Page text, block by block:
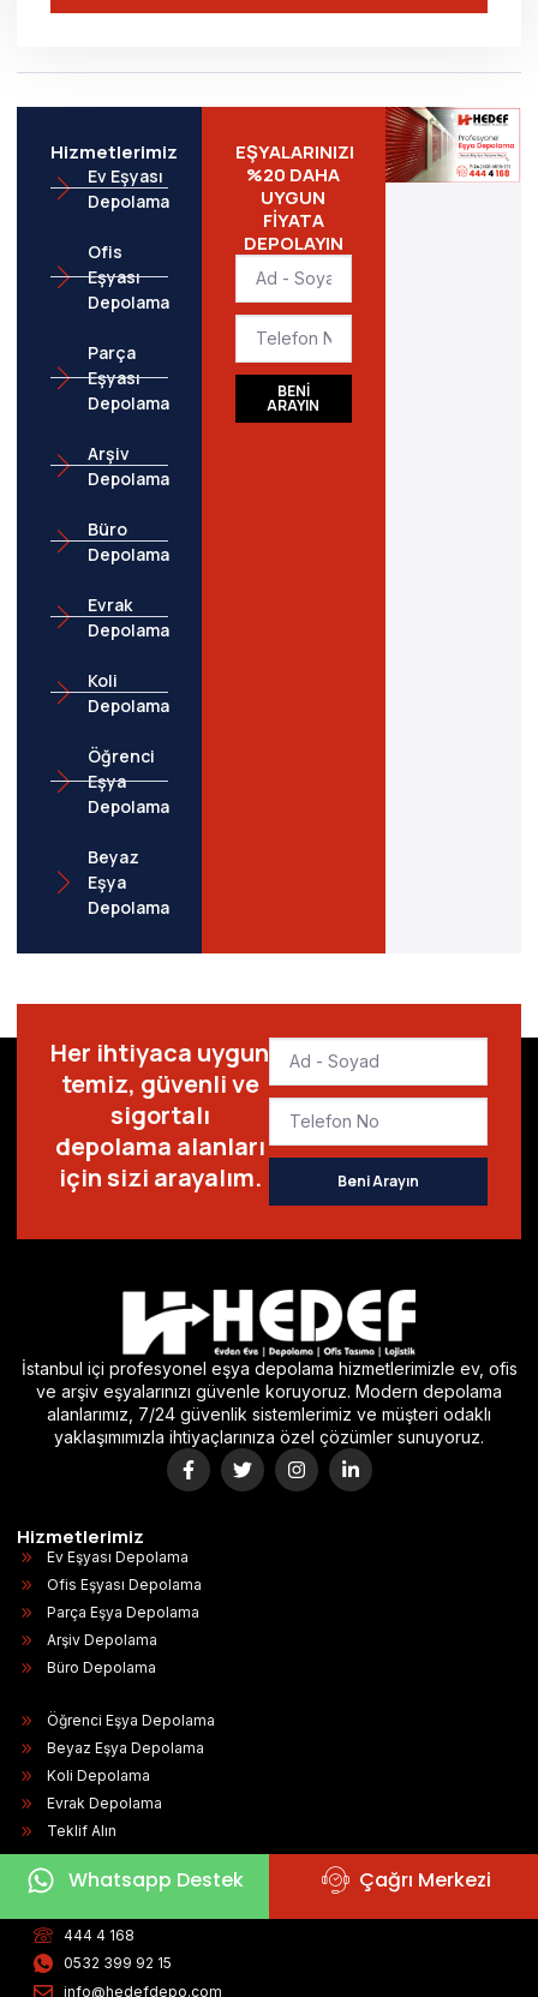
Hizmetlerimiz
Ev Eşyası
Depolama
Ofis
Eşyası
Depolama
Parça
Eşyası
Depolama
Arşiv
Depolama
Büro
Depolama
Evrak
Depolama
Koli
Depolama
Öğrenci
Eşya
Depolama
Beyaz
Eşya
Depolama
EŞYALARINIZI
%20 DAHA
UYGUN
FİYATA
DEPOLAYIN
BENİ
ARAYIN
Her ihtiyaca uygun
temiz, güvenli ve
sigortalı
depolama alanları
için sizi arayalım.
Beni Arayın
İstanbul içi profesyonel eşya depolama hizmetlerimizle ev, ofis
ve arşiv eşyalarınızı güvenle koruyoruz. Modern depolama
alanlarımız, 7/24 güvenlik sistemlerimiz ve müşteri odaklı
yaklaşımımızla ihtiyaçlarınıza özel çözümler sunuyoruz.
Hizmetlerimiz
Ev Eşyası Depolama
Ofis Eşyası Depolama
Parça Eşya Depolama
Arşiv Depolama
Büro Depolama
Öğrenci Eşya Depolama
Beyaz Eşya Depolama
Koli Depolama
Evrak Depolama
Teklif Alın
İletişim
444 4 168
0532 399 92 15
info@hedefdepo.com
Whatsapp Destek Çağrı Merkezi